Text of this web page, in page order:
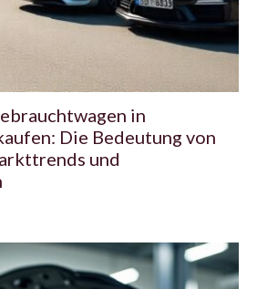
in
Die Bedeutung von
und